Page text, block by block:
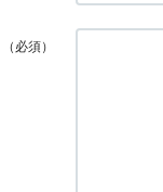
（必須）